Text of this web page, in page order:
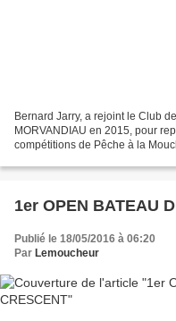
Bernard Jarry, a rejoint le Club
MORVANDIAU en 2015, pour
compétitions de Pêche à la
1er OPEN BATEAU
Publié le 18/05/2016 à 06:20
Par Lemoucheur